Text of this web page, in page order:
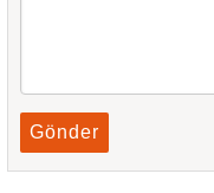
Gönder